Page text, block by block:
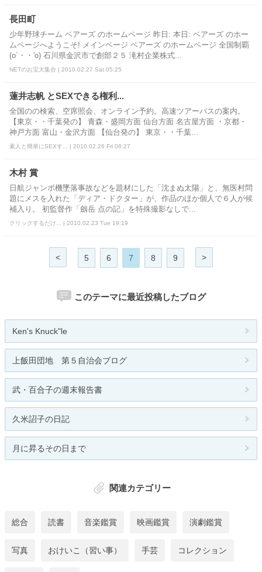
長田町
少年野球チーム ベアーズ のホームページ 昨日: 本日: ベアーズ のホー
ムページへようこそ! メインページ ベアーズ のホームページ 全国制覇
(o`・・'o) 石川県金沢市で創部２５ 滝村企業株式...
NETのお宝大集合 | 2010.02.27 Sat 05:25
蓮井志帆 とSEXできる権利...
全国のの検索、空席照会、オンライン予約。高速ツアーバスの案内。
【東京・・千葉発の】 青森・盛岡方面 仙台方面 名古屋方面 ・京都・
神戸方面 富山・金沢方面 【仙台発の】 東京・・千葉...
素人と簡単にSEXす... | 2010.02.26 Fri 06:27
木村 賞
日航ジャンボ機墜落事故などを題材にした「沈まぬ太陽」と、無医村問
題にメスを入れた「ディア・ドクター」が、作品のほか個人で６人が候
補入り。 初監督作「劔岳 点の記」を特殊撮影なしで...
クリックするだけ... | 2010.02.23 Tue 19:19
< 5 6 7 8 9 >
このテーマに最近投稿したブログ
Ken's Knuck"le
上飯田団地 第５自治会ブログ
武・百合子の週末報告書
久米詔子の日記
月に昇るその日まで
関連カテゴリー
総合 読書 音楽鑑賞 映画鑑賞 演劇鑑賞
写真 おけいこ（習い事） 手芸 コレクション